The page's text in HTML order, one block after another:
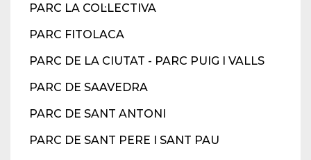
PARC LA COL·LECTIVA
PARC FITOLACA
PARC DE LA CIUTAT - PARC PUIG I VALLS
PARC DE SAAVEDRA
PARC DE SANT ANTONI
PARC DE SANT PERE I SANT PAU